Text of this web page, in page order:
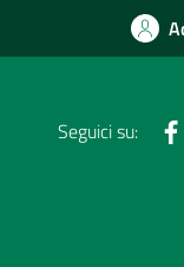
Seguici su: